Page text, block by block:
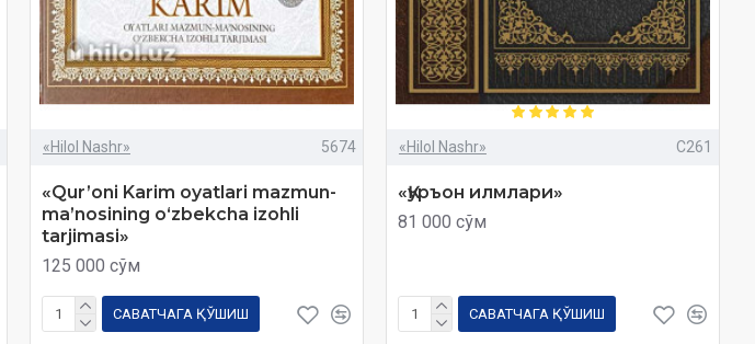
«Hilol Nashr» 5674
«Qur’oni Karim oyatlari mazmun-
ma’nosining o‘zbekcha izohli
tarjimasi»
125 000 сўм
САВАТЧАГА ҚЎШИШ
«Hilol Nashr» C261
«Қуръон илмлари»
81 000 сўм
САВАТЧАГА ҚЎШИШ